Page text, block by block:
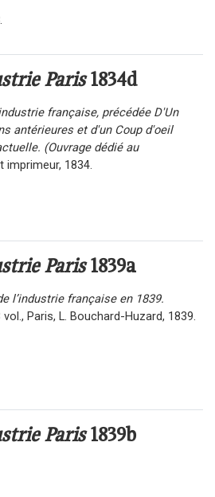
Paris1834d
française, précédée D'Un
antérieures et d'un Coup d'oeil
(Ouvrage dédié au
imprimeur, 1834.
Paris1839a
l’industrie française en 1839.
vol., Paris, L. Bouchard-Huzard, 1839.
Paris1839b